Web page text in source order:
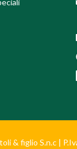
& figlio S.n.c |